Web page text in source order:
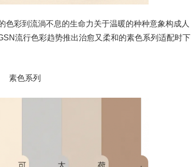
色彩到流淌不息的生命力关于温暖的种种意象构成人
流行色彩趋势推出治愈又柔和的素色系列适配时下
素色系列